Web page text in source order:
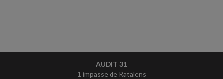
AUDIT 31
1 impasse de Ratalens